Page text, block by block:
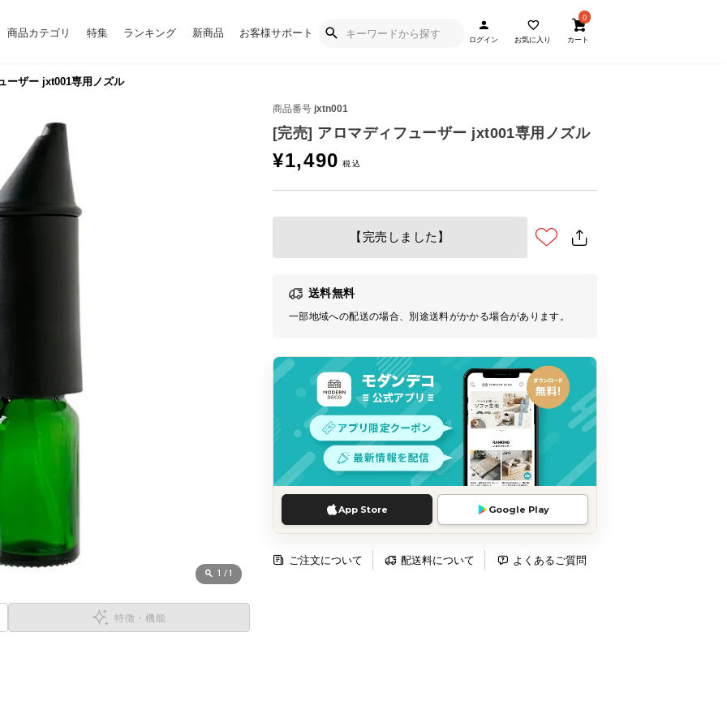
商品カテゴリ 特集 ランキング 新商品 お客様サポート
ログイン お気に入り
0
カート
ーザー jxt001専用ノズル
商品番号 jxtn001
[完売] アロマディフューザー jxt001専用ノズル
¥1,490
【完売しました】
送料無料
一部地域への配送の場合、別途送料がかかる場合があります。
App Store Google Play
ご注文について 配送料について よくあるご質問
1 /1
特徴・機能